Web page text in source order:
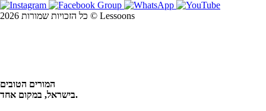
כל הזכויות שמורות 2026 © Lessoons
המורים הטובים
בישראל, במקום אחד.